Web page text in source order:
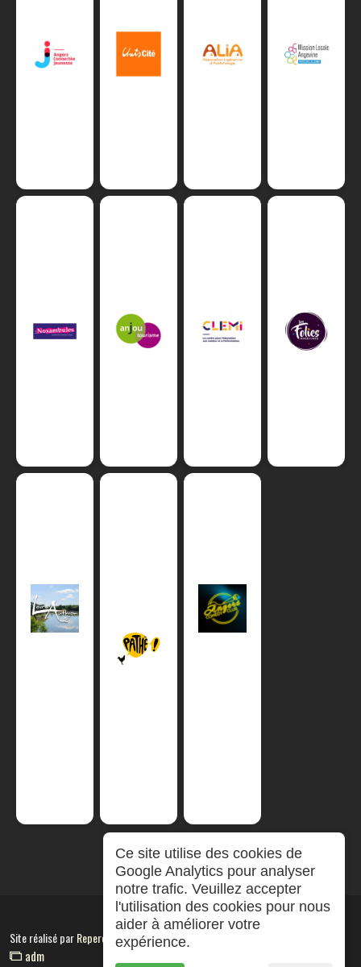
Site réalisé parRepereCom
adm
Ce site utilise des cookies de
Google Analytics pour analyser
notre trafic. Veuillez accepter
l'utilisation des cookies pour nous
aider à améliorer votre
expérience.